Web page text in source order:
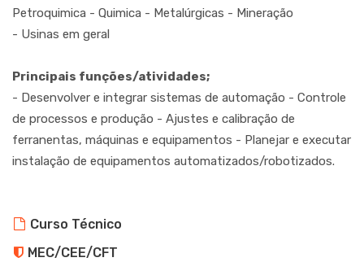
Petroquimica - Quimica - Metalúrgicas - Mineração
- Usinas em geral
Principais funções/atividades;
- Desenvolver e integrar sistemas de automação - Controle
de processos e produção - Ajustes e calibração de
ferranentas, máquinas e equipamentos - Planejar e executar
instalação de equipamentos automatizados/robotizados.
Curso Técnico
MEC/CEE/CFT